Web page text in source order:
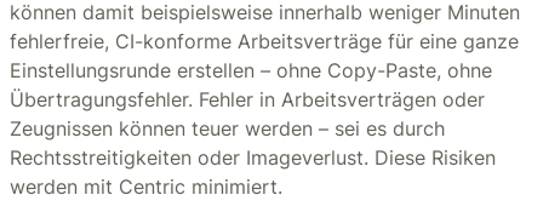
können damit beispielsweise innerhalb weniger Minuten
fehlerfreie, CI-konforme Arbeitsverträge für eine ganze
Einstellungsrunde erstellen – ohne Copy-Paste, ohne
Übertragungsfehler. Fehler in Arbeitsverträgen oder
Zeugnissen können teuer werden – sei es durch
Rechtsstreitigkeiten oder Imageverlust. Diese Risiken
werden mit Centric minimiert.